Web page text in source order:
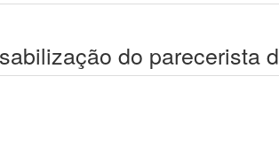
do parecerista